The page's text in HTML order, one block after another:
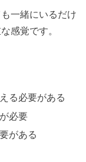
一緒にいるだけ
感覚です。
る必要がある
必要
がある